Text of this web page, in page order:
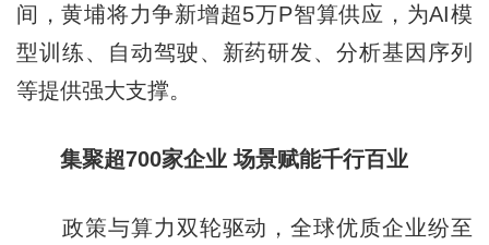
间，黄埔将力争新增超5万P智算供应，为AI模
型训练、自动驾驶、新药研发、分析基因序列
等提供强大支撑。
集聚超700家企业 场景赋能千行百业
政策与算力双轮驱动，全球优质企业纷至